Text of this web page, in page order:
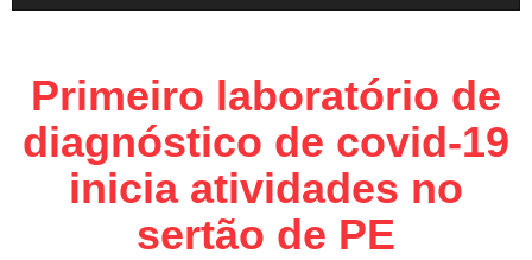
Primeiro laboratório de
diagnóstico de covid-19
inicia atividades no
sertão de PE